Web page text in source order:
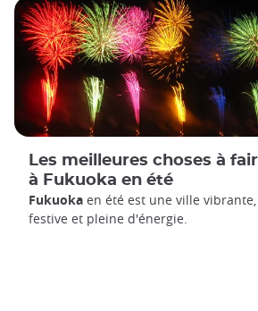
Les meilleures choses à
à Fukuoka en été
Fukuoka en été est une ville vibrante,
festive et pleine d'énergie.